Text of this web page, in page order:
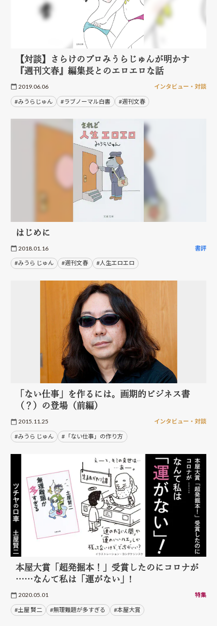
【対談】さらけのプロみうらじゅんが明かす
『週刊文春』編集長とのエロエロな話
2019.06.06 インタビュー・対談
#みうらじゅん #ラブノーマル白書 #週刊文春
はじめに
2018.01.16 書評
#みうら じゅん #週刊文春 #人生エロエロ
「ない仕事」を作るには。画期的ビジネス書
（？）の登場（前編）
2015.11.25 インタビュー・対談
#みうら じゅん #「ない仕事」の作り方
本屋大賞「超発掘本！」受賞したのにコロナが
……なんて私は「運がない」!
2020.05.01 特集
#土屋 賢二 #無理難題が多すぎる #本屋大賞